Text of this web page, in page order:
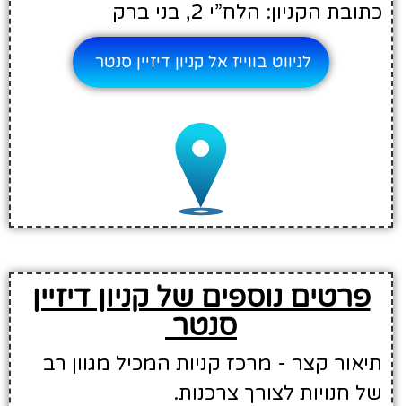
כתובת הקניון: הלח”י 2, בני ברק
לניווט בווייז אל קניון דיזיין סנטר
פרטים נוספים של קניון דיזיין
סנטר
תיאור קצר - מרכז קניות המכיל מגוון רב
של חנויות לצורך צרכנות.